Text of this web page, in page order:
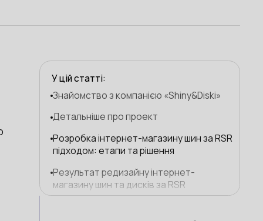
У цій статті:
Знайомство з компанією «Shiny&Diski»
Детальніше про проект
Розробка інтернет-магазину шин за RSR
підходом: етапи та рішення
Результат редизайну інтернет-
магазину шин та дисків за RSR